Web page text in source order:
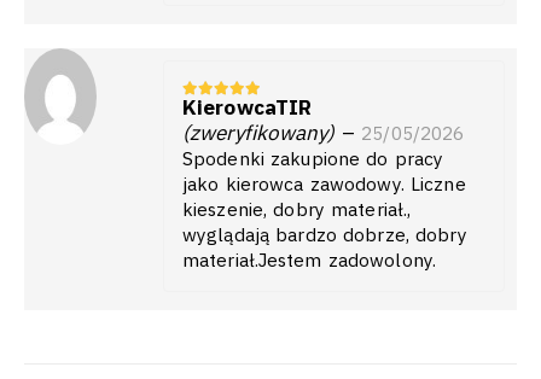
5z 5
KierowcaTIR
(zweryfikowany) – 25/05/2026
Spodenki zakupione do pracy
jako kierowca zawodowy. Liczne
kieszenie, dobry materiał.,
wyglądają bardzo dobrze, dobry
materiał.Jestem zadowolony.